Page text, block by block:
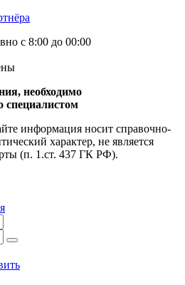
с 8:00 до 00:00
необходимо
специалистом
информация носит справочно-
характер, не является
(п. 1.ст. 437 ГК РФ).